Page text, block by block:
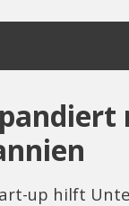
up hilft